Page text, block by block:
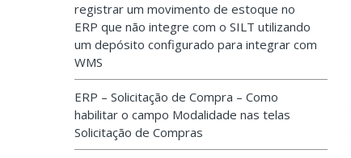
registrar um movimento de estoque no
ERP que não integre com o SILT utilizando
um depósito configurado para integrar com
WMS
ERP – Solicitação de Compra – Como
habilitar o campo Modalidade nas telas
Solicitação de Compras